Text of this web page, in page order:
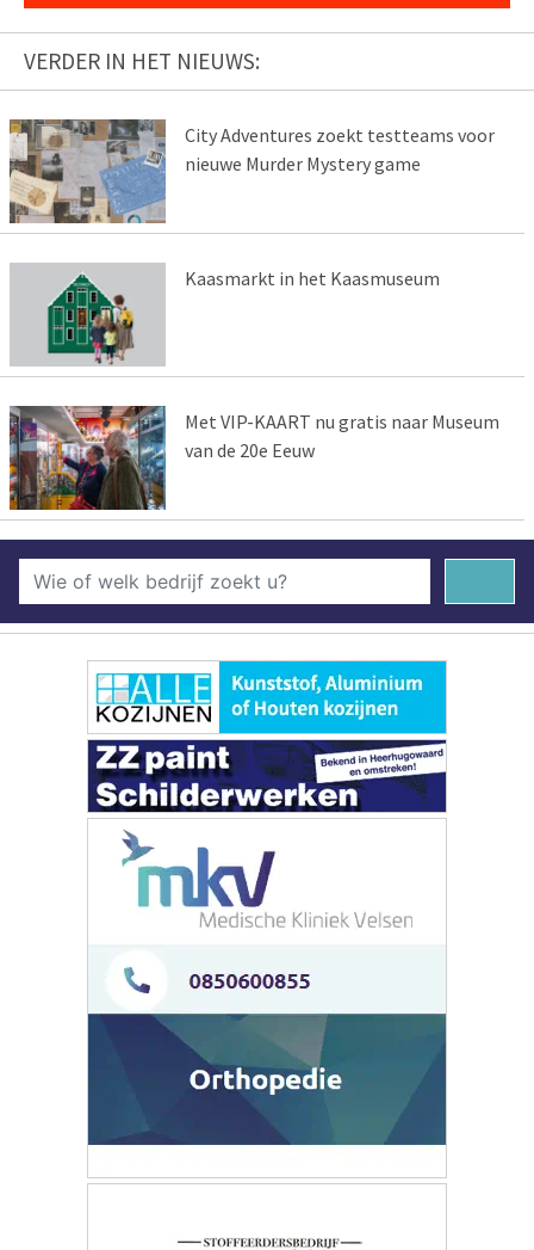
VERDER IN HET NIEUWS:
City Adventures zoekt testteams voor
nieuwe Murder Mystery game
Kaasmarkt in het Kaasmuseum
Met VIP-KAART nu gratis naar Museum
van de 20e Eeuw